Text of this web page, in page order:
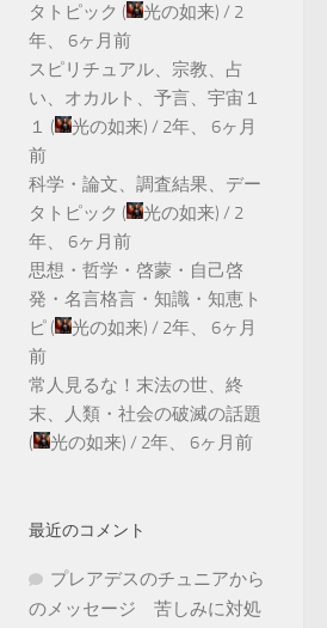
タトピック ( 光の如来) / 2
年、 6ヶ月前
スピリチュアル、宗教、占
い、オカルト、予言、宇宙１
１ ( 光の如来) / 2年、 6ヶ月
前
科学・論文、調査結果、デー
タトピック ( 光の如来) / 2
年、 6ヶ月前
思想・哲学・啓蒙・自己啓
発・名言格言・知識・知恵ト
ピ ( 光の如来) / 2年、 6ヶ月
前
常人見るな！末法の世、終
末、人類・社会の破滅の話題
(
光の如来) / 2年、 6ヶ月前
最近のコメント
プレアデスのチュニアから
のメッセージ 苦しみに対処